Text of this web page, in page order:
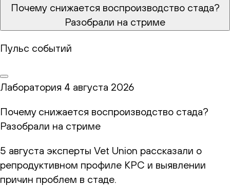
Почему снижается воспроизводство стада?
Разобрали на стриме
Пульс событий
Лаборатория 4 августа 2026
Почему снижается воспроизводство стада?
Разобрали на стриме
5 августа эксперты Vet Union рассказали о
репродуктивном профиле КРС и выявлении
причин проблем в стаде.